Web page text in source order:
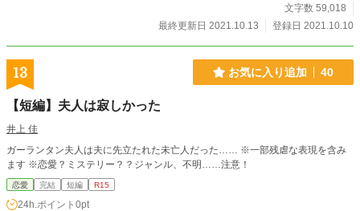
摘を受けた部分を変更しました。変更に伴い、若干の内容変化が伴います。こち
らではpc作品を削除し、新たにこちらで再構成したものをアップしていきま
文字数 59,018
最終更新日 2021.10.13
登録日 2021.10.10
13 お気に入り追加 40
【短編】夫人は寂しかった
井上 佳
ガーランタン夫人は夫に先立たれた未亡人だった…… ※一部残虐な表現を含み
ます ※恋愛？ミステリー？？ジャンル、不明……注意！
恋愛 完結 短編 R15
24h.ポイント 0pt